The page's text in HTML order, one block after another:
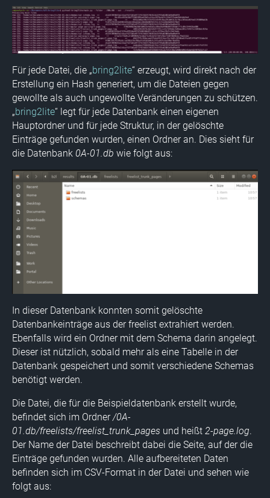
Für jede Datei, die „bring2lite“ erzeugt, wird direkt nach der
Erstellung ein Hash generiert, um die Dateien gegen
gewollte als auch ungewollte Veränderungen zu schützen.
„bring2lite“ legt für jede Datenbank einen eigenen
Hauptordner und für jede Struktur, in der gelöschte
Einträge gefunden wurden, einen Ordner an. Dies sieht für
die Datenbank 0A-01.db wie folgt aus:
In dieser Datenbank konnten somit gelöschte
Datenbankeinträge aus der freelist extrahiert werden.
Ebenfalls wird ein Ordner mit dem Schema darin angelegt.
Dieser ist nützlich, sobald mehr als eine Tabelle in der
Datenbank gespeichert und somit verschiedene Schemas
benötigt werden.
Die Datei, die für die Beispieldatenbank erstellt wurde,
befindet sich im Ordner/0A-
01.db/freelists/freelist_trunk_pages und heißt 2-page.log.
Der Name der Datei beschreibt dabei die Seite, auf der die
Einträge gefunden wurden. Alle aufbereiteten Daten
befinden sich im CSV-Format in der Datei und sehen wie
folgt aus: